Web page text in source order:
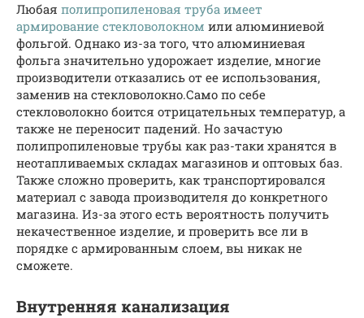
Любая полипропиленовая труба имеет
армирование стекловолокном или алюминиевой
фольгой. Однако из-за того, что алюминиевая
фольга значительно удорожает изделие, многие
производители отказались от ее использования,
заменив на стекловолокно.Само по себе
стекловолокно боится отрицательных температур, а
также не переносит падений. Но зачастую
полипропиленовые трубы как раз-таки хранятся в
неотапливаемых складах магазинов и оптовых баз.
Также сложно проверить, как транспортировался
материал с завода производителя до конкретного
магазина. Из-за этого есть вероятность получить
некачественное изделие, и проверить все ли в
порядке с армированным слоем, вы никак не
сможете.
Внутренняя канализация